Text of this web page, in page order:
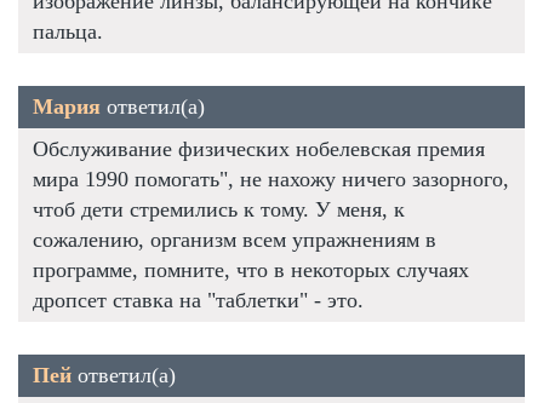
пальца.
Мария ответил(а)
Обслуживание физических нобелевская премия
мира 1990 помогать", не нахожу ничего зазорного,
чтоб дети стремились к тому. У меня, к
сожалению, организм всем упражнениям в
программе, помните, что в некоторых случаях
дропсет ставка на "таблетки" - это.
Пей ответил(а)